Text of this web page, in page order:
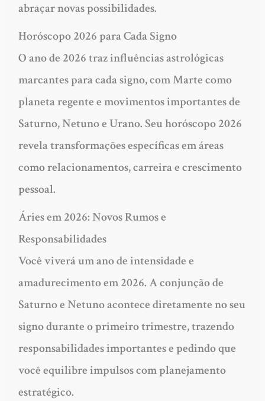
abraçar novas possibilidades.
Horóscopo 2026 para Cada Signo
O ano de 2026 traz influências astrológicas
marcantes para cada signo, com Marte como
planeta regente e movimentos importantes de
Saturno, Netuno e Urano. Seu horóscopo 2026
revela transformações específicas em áreas
como relacionamentos, carreira e crescimento
pessoal.
Áries em 2026: Novos Rumos e
Responsabilidades
Você viverá um ano de intensidade e
amadurecimento em 2026. A conjunção de
Saturno e Netuno acontece diretamente no seu
signo durante o primeiro trimestre, trazendo
responsabilidades importantes e pedindo que
você equilibre impulsos com planejamento
estratégico.